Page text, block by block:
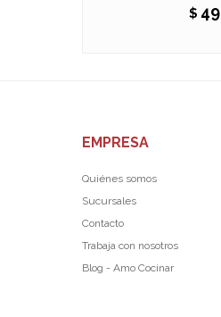
$ 49
EMPRESA
Quiénes somos
Sucursales
Contacto
Trabaja con nosotros
Blog - Amo Cocinar